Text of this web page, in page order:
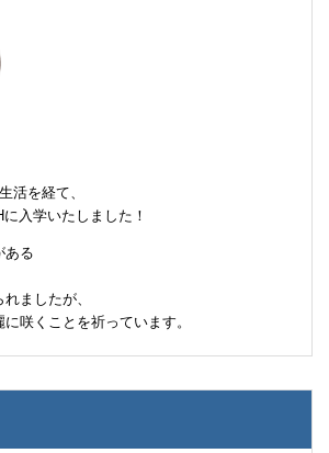
活を経て、
入学いたしました！
ある
ましたが、
咲くことを祈っています。